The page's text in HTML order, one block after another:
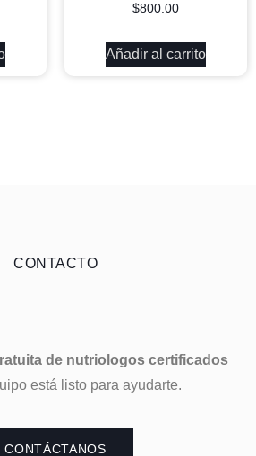
$800.00
Añadir al carrito
CONTACTO
de nutriologos certificados
está listo para ayudarte.
CONTÁCTANOS